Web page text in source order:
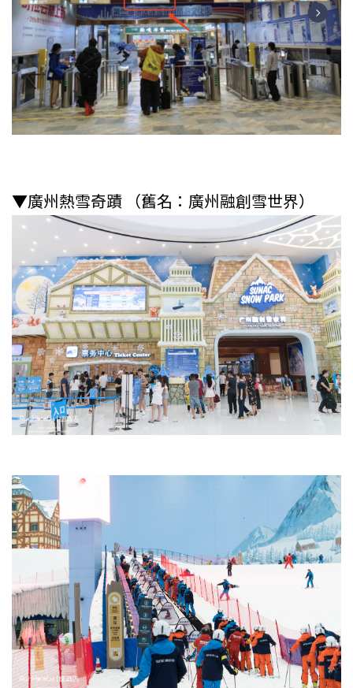
▼廣州熱雪奇蹟 （舊名：廣州融創雪世界）